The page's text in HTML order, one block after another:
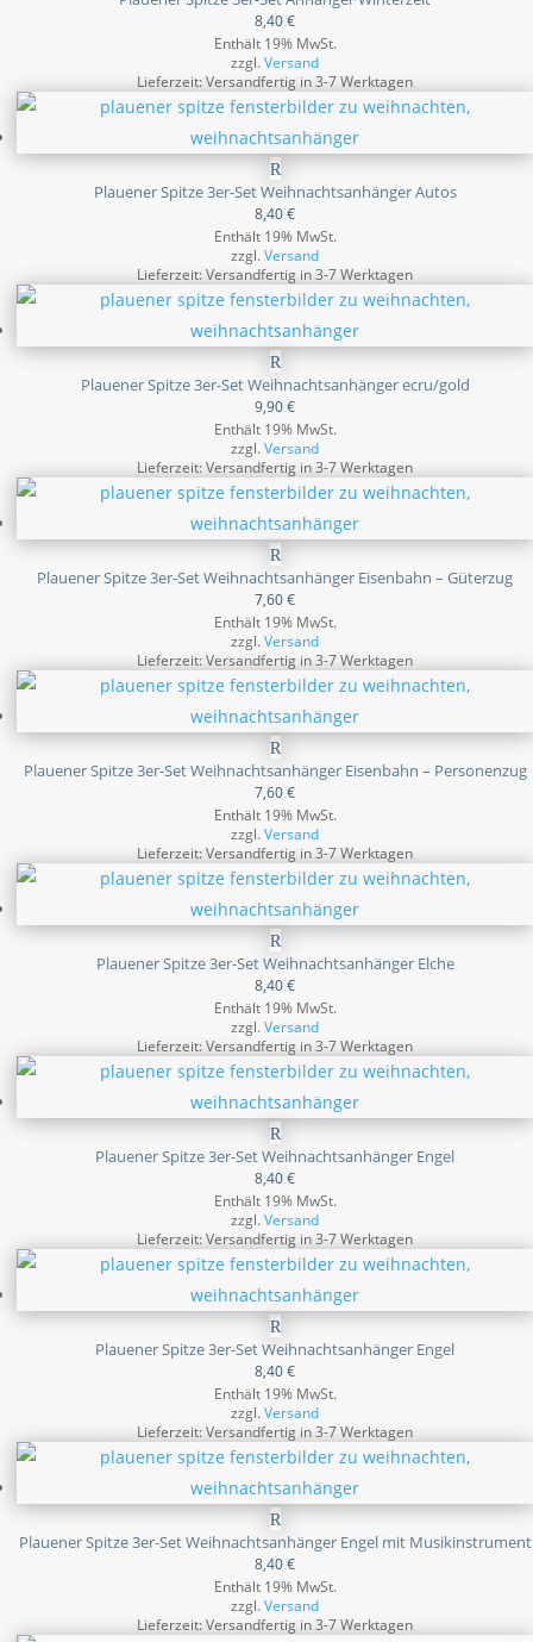
8,40€
Enthält 19% MwSt.
zzgl.Versand
Lieferzeit: Versandfertig in 3-7 Werktagen
Plauener Spitze 3er-Set Weihnachtsanhänger Autos
8,40€
Enthält 19% MwSt.
zzgl.Versand
Lieferzeit: Versandfertig in 3-7 Werktagen
Plauener Spitze 3er-Set Weihnachtsanhänger ecru/gold
9,90€
Enthält 19% MwSt.
zzgl.Versand
Lieferzeit: Versandfertig in 3-7 Werktagen
Plauener Spitze 3er-Set Weihnachtsanhänger Eisenbahn – Güterzug
7,60€
Enthält 19% MwSt.
zzgl.Versand
Lieferzeit: Versandfertig in 3-7 Werktagen
Plauener Spitze 3er-Set Weihnachtsanhänger Eisenbahn – Personenzug
7,60€
Enthält 19% MwSt.
zzgl.Versand
Lieferzeit: Versandfertig in 3-7 Werktagen
Plauener Spitze 3er-Set Weihnachtsanhänger Elche
8,40€
Enthält 19% MwSt.
zzgl.Versand
Lieferzeit: Versandfertig in 3-7 Werktagen
Plauener Spitze 3er-Set Weihnachtsanhänger Engel
8,40€
Enthält 19% MwSt.
zzgl.Versand
Lieferzeit: Versandfertig in 3-7 Werktagen
Plauener Spitze 3er-Set Weihnachtsanhänger Engel
8,40€
Enthält 19% MwSt.
zzgl.Versand
Lieferzeit: Versandfertig in 3-7 Werktagen
Plauener Spitze 3er-Set Weihnachtsanhänger Engel mit Musikinstrument
8,40€
Enthält 19% MwSt.
zzgl.Versand
Lieferzeit: Versandfertig in 3-7 Werktagen